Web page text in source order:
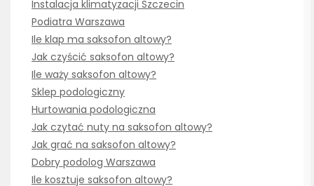
Instalacja klimatyzacji Szczecin
Podiatra Warszawa
Ile klap ma saksofon altowy?
Jak czyścić saksofon altowy?
Ile waży saksofon altowy?
Sklep podologiczny
Hurtowania podologiczna
Jak czytać nuty na saksofon altowy?
Jak grać na saksofon altowy?
Dobry podolog Warszawa
Ile kosztuje saksofon altowy?